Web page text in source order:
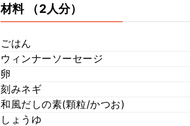
材料 （2人分）
ごはん
ウィンナーソーセージ
卵
刻みネギ
和風だしの素(顆粒/かつお)
しょうゆ